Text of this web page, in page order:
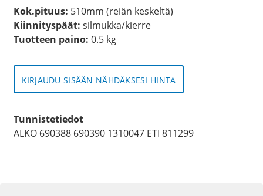
Kok.pituus: 510mm (reiän keskeltä)
Kiinnityspäät: silmukka/kierre
Tuotteen paino: 0.5 kg
KIRJAUDU SISÄÄN NÄHDÄKSESI HINTA
Tunnistetiedot
ALKO 690388 690390 1310047 ETI 811299